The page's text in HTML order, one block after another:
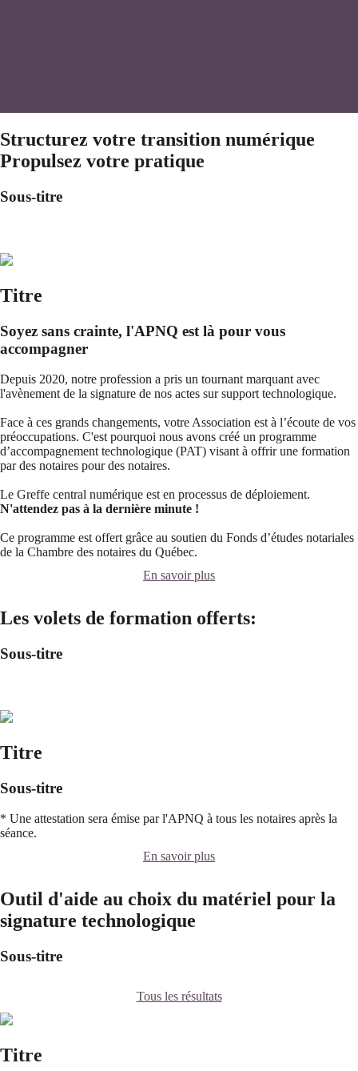
Structurez votre transition numérique
Propulsez votre pratique
Sous-titre
Titre
Soyez sans crainte, l'APNQ est là pour vous
accompagner
Depuis 2020, notre profession a pris un tournant marquant avec
l'avènement de la signature de nos actes sur support technologique.
Face à ces grands changements, votre Association est à l’écoute de vos
préoccupations. C'est pourquoi nous avons créé un programme
d’accompagnement technologique (PAT) visant à offrir une formation
par des notaires pour des notaires.
Le Greffe central numérique est en processus de déploiement.
N'attendez pas à la dernière minute !
Ce programme est offert grâce au soutien du Fonds d’études notariales
de la Chambre des notaires du Québec.
En savoir plus
Les volets de formation offerts:
Sous-titre
Titre
Sous-titre
* Une attestation sera émise par l'APNQ à tous les notaires après la
séance.
En savoir plus
Outil d'aide au choix du matériel pour la
signature technologique
Sous-titre
Tous les résultats
Titre